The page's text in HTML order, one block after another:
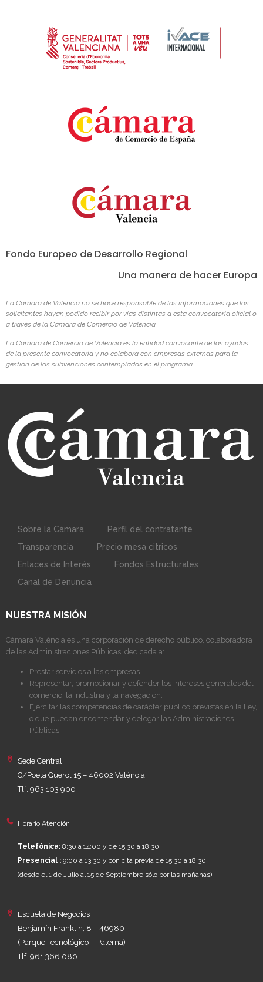
Fondo Europeo de Desarrollo Regional
Una manera de hacer Europa
La Cámara de València no se hace responsable de las informaciones que los
solicitantes hayan podido recibir por vías distintas a esta convocatoria oficial o
a través de la Cámara de Comercio de València.
La Cámara de Comercio de València es la entidad convocante de las ayudas
de la presente convocatoria y no colabora con empresas externas para la
gestión de las subvenciones contempladas en el programa.
Sobre la Cámara
Perfil del contratante
Transparencia
Precio mesa citricos
Enlaces de Interés
Fondos Estructurales
Canal de Denuncia
NUESTRA MISIÓN
Cámara València es una corporación de derecho público, colaboradora
de las Administraciones Públicas, dedicada a:
Prestar servicios a las empresas.
Representar, promocionar y defender los intereses generales del
comercio, la industria y la navegación.
Ejercitar las competencias de carácter público previstas en la Ley,
o que puedan encomendar y delegar las Administraciones
Públicas.
Sede Central
C/Poeta Querol 15 – 46002 València
Tlf. 963 103 900
Horario Atención
Telefónica: 8:30 a 14:00 y de 15:30 a 18:30
Presencial : 9:00 a 13:30 y con cita previa de 15:30 a 18:30
(desde el 1 de Julio al 15 de Septiembre sólo por las mañanas)
Escuela de Negocios
Benjamín Franklin, 8 – 46980
(Parque Tecnológico – Paterna)
Tlf. 961 366 080